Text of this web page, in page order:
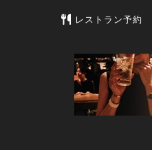
東京カレンダー |
レストラン予約